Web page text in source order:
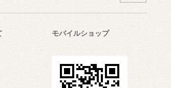
モバイルショップ